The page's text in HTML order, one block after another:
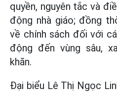
quyền, nguyên tắc và
động nhà giáo; đồng
về chính sách đối với
động đến vùng sâu,
khăn.
Đại biểu Lê Thị Ngọc